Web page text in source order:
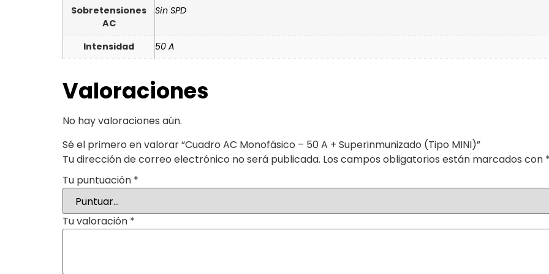
Sobretensiones
AC
Sin SPD
Intensidad 50 A
Valoraciones
No hay valoraciones aún.
Sé el primero en valorar “Cuadro AC Monofásico – 50 A + Superinmunizado (Tipo MINI)”
Tu dirección de correo electrónico no será publicada. Los campos obligatorios están marcados con
Tu puntuación *
Tu valoración *